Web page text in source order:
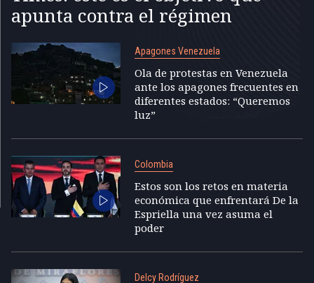
apunta contra el régimen
Apagones Venezuela
Ola de protestas en Venezuela
ante los apagones frecuentes en
diferentes estados: “Queremos
luz”
Colombia
Estos son los retos en materia
económica que enfrentará De la
Espriella una vez asuma el
poder
Delcy Rodríguez